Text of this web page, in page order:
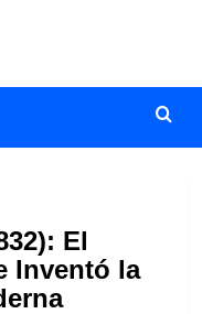
El
Inventó la